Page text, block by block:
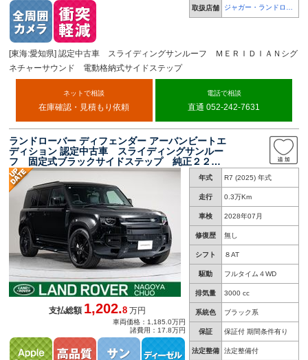
取扱店舗
ジャガー・ランドロー
[東海:愛知県] 認定中古車 スライディングサンルーフ ＭＥＲＩＤＩＡＮシグ
ネチャーサウンド 電動格納式サイドステップ
ネットで相談
在庫確認・見積もり依頼
電話で相談
直通 052-242-7631
ランドローバー ディフェンダー アーバンビートエ
ディション 認定中古車 スライディングサンルー
フ 固定式ブラックサイドステップ 純正２２イ
ンチブラックホイール ブラックエクステリアパ
ック ＭＥＲＩＤＩＡＮサウンドシステム シー
トクーラー＆ヒーター ＥＴＣ２．０
年式 R7 (2025) 年式
走行 0.3万Km
車検 2028年07月
修復歴 無し
シフト ８AT
駆動 フルタイム４WD
排気量 3000 cc
系統色 ブラック系
保証 保証付 期間条件有り
法定整備 法定整備付
支払総額1,202.8 万円
車両価格：1,185.0万円
諸費用：17.8万円